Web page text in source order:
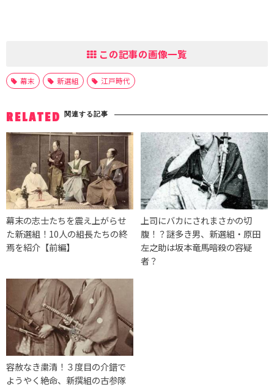
この記事の画像一覧
幕末 新選組 江戸時代
RELATED 関連する記事
幕末の志士たちを震え上がらせ
た新選組！10人の組長たちの終
焉を紹介【前編】
上司にバカにされまさかの切
腹！？謎多き男、新選組・原田
左之助は坂本竜馬暗殺の容疑
者？
容赦なき粛清！３度目の介錯で
ようやく絶命、新撰組の古参隊